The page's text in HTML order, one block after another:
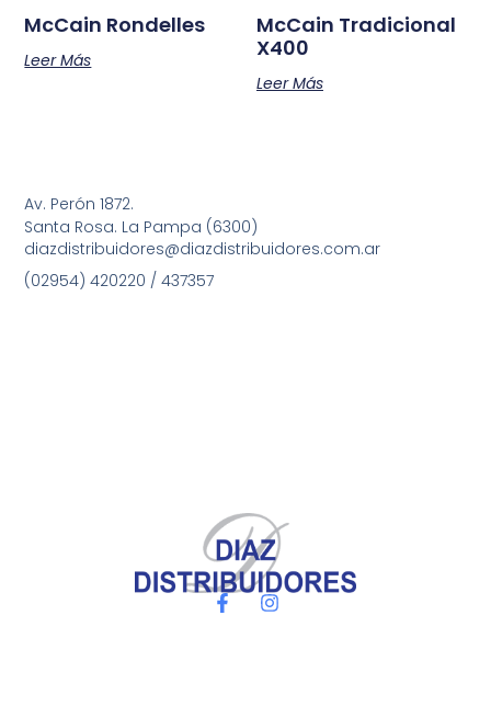
McCain Rondelles
Leer Más
McCain Tradicional
X400
Leer Más
Av. Perón 1872.
Santa Rosa. La Pampa (6300)
diazdistribuidores@diazdistribuidores.com.ar
(02954) 420220 / 437357